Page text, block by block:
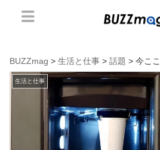
BUZZmag > 生活と仕事 > 話題 > 今ここ
生活と仕事